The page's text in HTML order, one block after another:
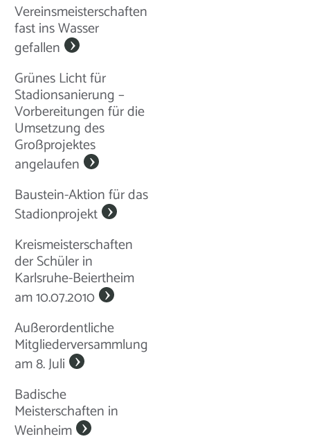
Vereinsmeisterschaften
fast ins Wasser
gefallen
Grünes Licht für
Stadionsanierung –
Vorbereitungen für die
Umsetzung des
Großprojektes
angelaufen
Baustein-Aktion für das
Stadionprojekt
Kreismeisterschaften
der Schüler in
Karlsruhe-Beiertheim
am 10.07.2010
Außerordentliche
Mitgliederversammlung
am 8. Juli
Badische
Meisterschaften in
Weinheim